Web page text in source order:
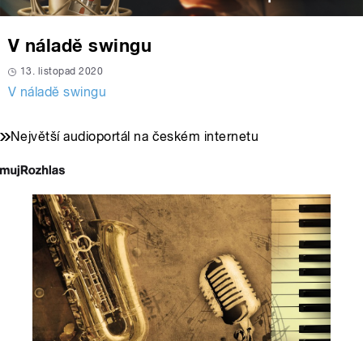
V náladě swingu
13. listopad 2020
V náladě swingu
Největší audioportál na českém internetu